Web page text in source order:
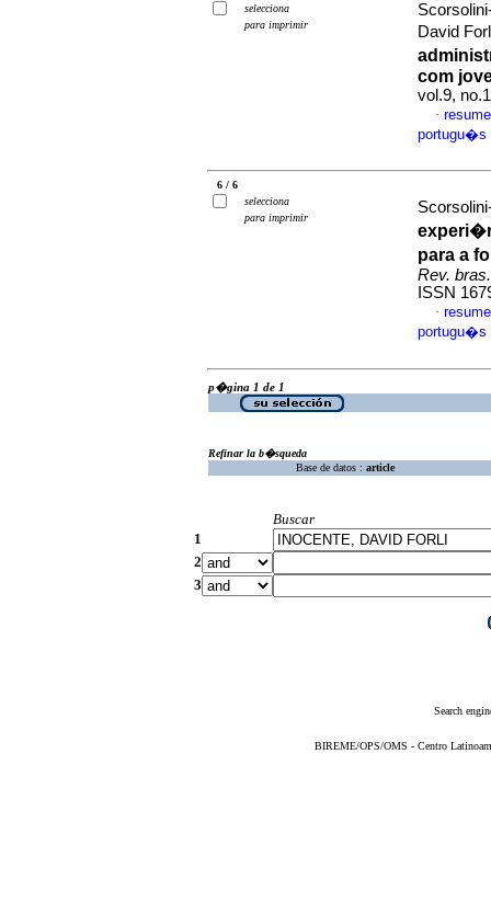
selecciona
para imprimir
David
com
vol.9,
·
portugu�s
6 / 6
selecciona
para imprimir
para a
Rev.
ISSN
·
portugu�s
p�gina 1 de 1
Refinar la b�squeda
Base de datos : article
Buscar
1
2
3
Search
BIREME/OPS/OMS - Centro